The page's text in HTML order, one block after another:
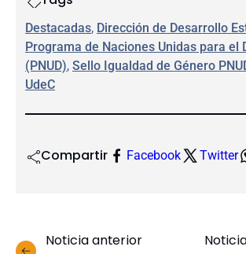
Destacadas, Dirección de Desarrollo
Programa de Naciones Unidas para el
(PNUD), Sello Igualdad de Género
UdeC
Compartir Facebook Twitter
Noticia anterior